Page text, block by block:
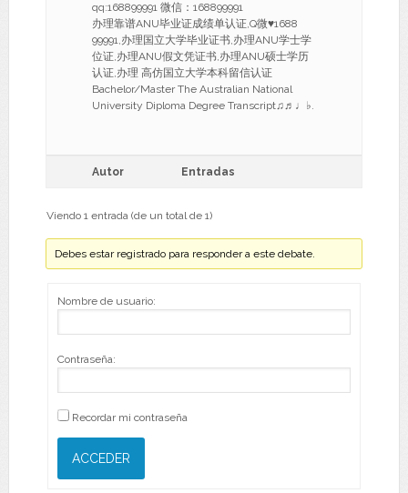
qq:168899991 微信：168899991
办理靠谱ANU毕业证成绩单认证,Q微♥1688
99991,办理国立大学毕业证书,办理ANU学士学
位证,办理ANU假文凭证书,办理ANU硕士学历
认证,办理 高仿国立大学本科留信认证
Bachelor/Master The Australian National
University Diploma Degree Transcript♫♬♩♭.
Autor Entradas
Viendo 1 entrada (de un total de 1)
Debes estar registrado para responder a este debate.
Nombre de usuario:
Contraseña:
Recordar mi contraseña
ACCEDER